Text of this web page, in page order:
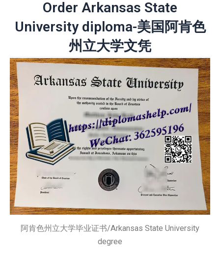
Order Arkansas State
University diploma-美国阿肯色
州立大学文凭
阿肯色州立大学毕业证书/Arkansas State University
degree